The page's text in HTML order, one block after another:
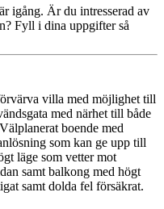
igång. Är du intresserad av
Fyll i dina uppgifter så
villa med möjlighet till
med närhet till både
boende med
som kan ge upp till
läge som vetter mot
samt balkong med högt
samt dolda fel försäkrat.